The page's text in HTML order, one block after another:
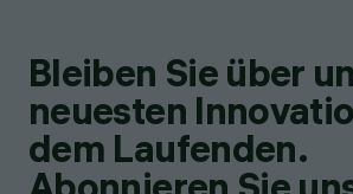
Bleiben Sie über
neuesten
dem Laufenden.